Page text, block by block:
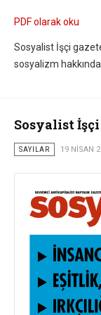
PDF olarak oku
Sosyalist İşçi
sosyalizm
Sosyalist İşçi
SAYILAR 19 NISAN